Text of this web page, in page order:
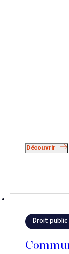
Découvrir
Droit public